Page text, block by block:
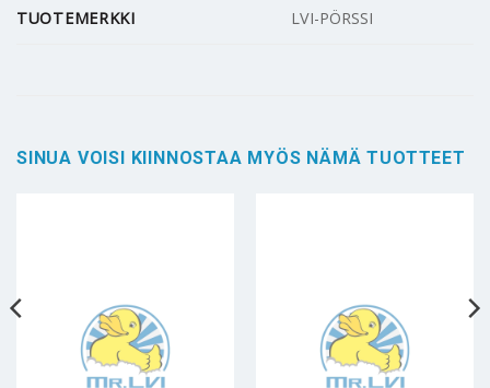
TUOTEMERKKI LVI-PÖRSSI
SINUA VOISI KIINNOSTAA MYÖS NÄMÄ TUOTTEET